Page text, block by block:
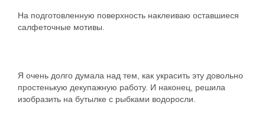
На подготовленную поверхность наклеиваю оставшиеся
салфеточные мотивы.
Я очень долго думала над тем, как украсить эту довольно
простенькую декупажную работу. И наконец, решила
изобразить на бутылке с рыбками водоросли.